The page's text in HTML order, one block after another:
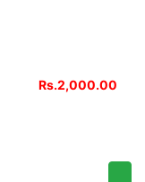
Rs.2,000.00